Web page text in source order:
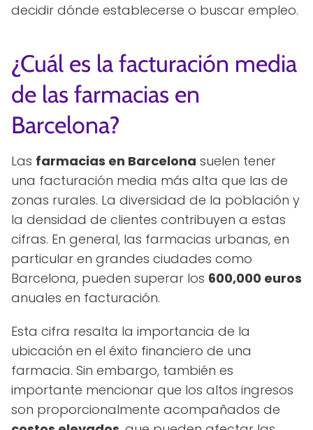
decidir dónde establecerse o buscar empleo.
¿Cuál es la facturación media
de las farmacias en
Barcelona?
Las farmacias en Barcelona suelen tener
una facturación media más alta que las de
zonas rurales. La diversidad de la población y
la densidad de clientes contribuyen a estas
cifras. En general, las farmacias urbanas, en
particular en grandes ciudades como
Barcelona, pueden superar los 600,000 euros
anuales en facturación.
Esta cifra resalta la importancia de la
ubicación en el éxito financiero de una
farmacia. Sin embargo, también es
importante mencionar que los altos ingresos
son proporcionalmente acompañados de